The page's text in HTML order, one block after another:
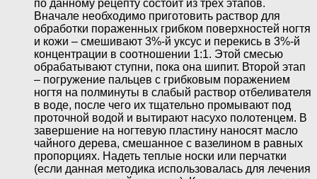
по данному рецепту состоит из трех этапов.
Вначале необходимо приготовить раствор для
обработки пораженных грибком поверхностей ногтя
и кожи – смешивают 3%-й уксус и перекись в 3%-й
концентрации в соотношении 1:1. Этой смесью
обрабатывают ступни, пока она шипит. Второй этап
– погружение пальцев с грибковым поражением
ногтя на полминуты в слабый раствор отбеливателя
в воде, после чего их тщательно промывают под
проточной водой и вытирают насухо полотенцем. В
завершение на ногтевую пластину наносят масло
чайного дерева, смешанное с вазелином в равных
пропорциях. Надеть теплые носки или перчатки
(если данная методика использовалась для лечения